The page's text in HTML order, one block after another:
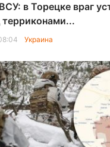
в Торецке враг
терриконами...
Украина